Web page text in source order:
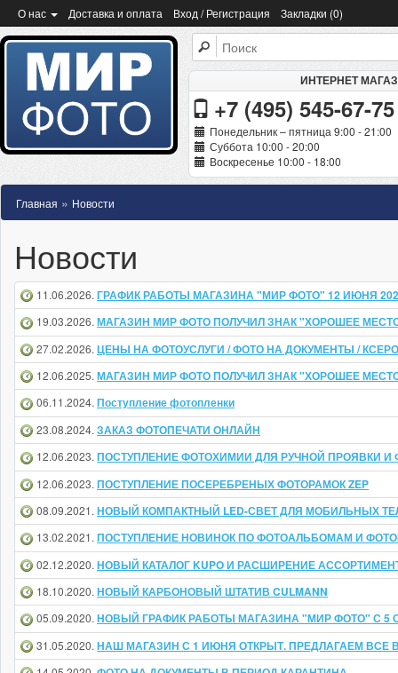
О нас Доставка и оплата Вход / Регистрация Закладки (0)
ИНТЕРНЕТ
+7 (495) 545-67-75
Понедельник – пятница 9:00 - 21:00
Суббота 10:00 - 20:00
Воскресенье 10:00 - 18:00
Главная » Новости
Новости
11.06.2026. ГРАФИК РАБОТЫ МАГАЗИНА "МИР ФОТО" 12 ИЮНЯ
19.03.2026. МАГАЗИН МИР ФОТО ПОЛУЧИЛ ЗНАК "ХОРОШЕЕ
27.02.2026. ЦЕНЫ НА ФОТОУСЛУГИ / ФОТО НА ДОКУМЕНТЫ /
12.06.2025. МАГАЗИН МИР ФОТО ПОЛУЧИЛ ЗНАК "ХОРОШЕЕ
06.11.2024.Поступление фотопленки
23.08.2024. ЗАКАЗ ФОТОПЕЧАТИ ОНЛАЙН
12.06.2023. ПОСТУПЛЕНИЕ ФОТОХИМИИ ДЛЯ РУЧНОЙ ПРОЯВКИ И
12.06.2023. ПОСТУПЛЕНИЕ ПОСЕРЕБРЕНЫХ ФОТОРАМОК ZEP
08.09.2021. НОВЫЙ КОМПАКТНЫЙ LED-СВЕТ ДЛЯ МОБИЛЬНЫХ
13.02.2021. ПОСТУПЛЕНИЕ НОВИНОК ПО ФОТОАЛЬБОМАМ И
02.12.2020. НОВЫЙ КАТАЛОГ KUPO И РАСШИРЕНИЕ
18.10.2020. НОВЫЙ КАРБОНОВЫЙ ШТАТИВ CULMANN
05.09.2020. НОВЫЙ ГРАФИК РАБОТЫ МАГАЗИНА "МИР ФОТО" С 5
31.05.2020. НАШ МАГАЗИН С 1 ИЮНЯ ОТКРЫТ. ПРЕДЛАГАЕМ ВСЕ